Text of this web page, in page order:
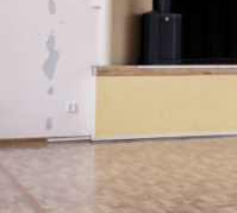
HEM